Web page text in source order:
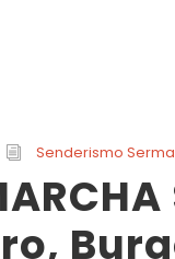
Senderismo